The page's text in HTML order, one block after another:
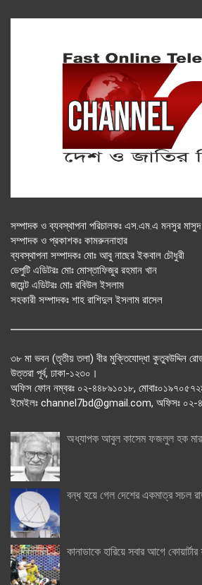
সম্পাদক ও ব্যবস্থাপনা পরিচালকঃ এস.এম.এ মনসুর মাসুদ
সম্পাদক ও প্রকাশকঃ কামরুননাহার
ব্যবস্থাপনা সম্পাদকঃ মোঃ আবু নাছের ইকবাল চৌধুরী
ডেপুটি এডিটরঃ মোঃ মোস্তাফিজুর রহমান খান
জয়েন্ট এডিটরঃ মোঃ রবিউল ইসলাম
সহকারী সম্পাদকঃ শাহ রাশিদুল ইসলাম রাসেল
৩৮ মা ভবন (তৃতীয় তলা) বীর মুক্তিযোদ্ধা কুতুবউদ্দিন
উত্তরা পূর্ব, ঢাকা-১২৩০।
অফিস ফোন নম্বরঃ ০২-৪৪৮৯১০১৮,
ইমেইলঃ channel7bd@gmail.com, অফিসঃ ০২-
অধ্যাপক আবুল কাসেম ফজলুল হক
বন্ধ হয়ে গেল দেশের একমাত্র সচল
কানাডাকে হারিয়ে সবার আগে